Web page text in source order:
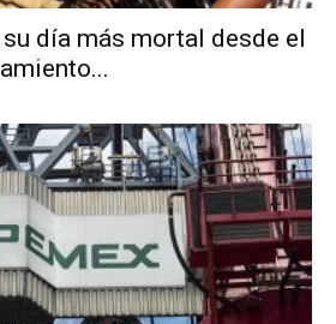
día más mortal desde el